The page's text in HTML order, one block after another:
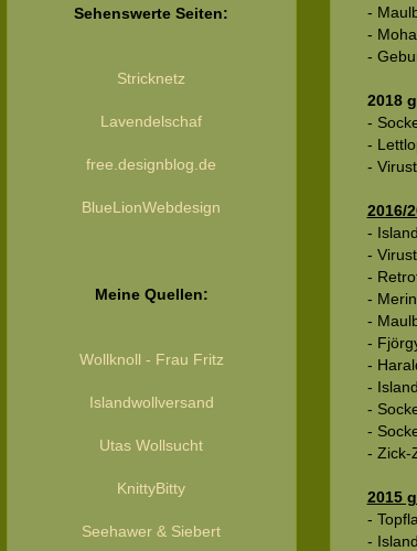
Sehenswerte Seiten:
Stricknetz
Lavendelschaf
free.designblog.de
BlueLionWebdesign
Meine Quellen:
Wollknoll - Frau Fritz
Islandwollversand
Utas Wollsucht
KnittyBitty
Seehawer & Siebert
-
-
-
2018
-
-
-
2016/
-
-
-
-
-
-
-
-
-
-
- Zick-
2015
-
-